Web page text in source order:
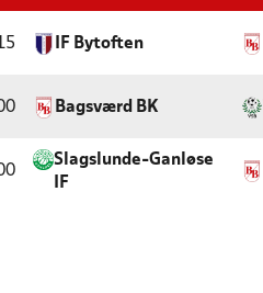
IF Bytoften
Bagsværd BK
Slagslunde-Ganløse
IF